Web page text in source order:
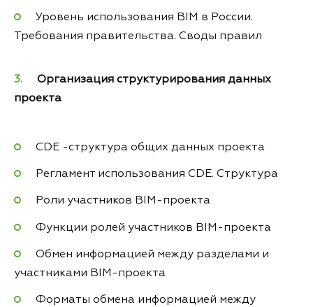
Уровень использования BIM в России.
Требования правительства. Своды правил
Организация структурирования данных
проекта
CDE -структура общих данных проекта
Регламент использования CDE. Структура
Роли участников BIM-проекта
Функции ролей участников BIM-проекта
Обмен информацией между разделами и
участниками BIM-проекта
Форматы обмена информацией между